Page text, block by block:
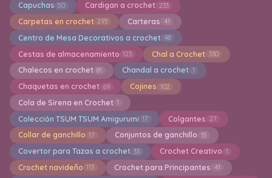
Capuchas 50 Cardigan a crochet 233
Carpetas en crochet 293 Carteras 41
Centro de Mesa Decorativos a crochet 48
Cestas de almacenamiento 123 Chal a Crochet 330
Chalecos en crochet 81 Chandal a crochet 1
Chaquetas en crochet 69 Cojines 102
Cola de Sirena en Crochet 1
Colección TSUM TSUM Amigurumi 17 Colgantes 27
Collar de ganchillo 17 Conjuntos de ganchillo 15
Covertor para Tazas a crochet 33 Crochet Creativo 1
Crochet navideño 113 Crochet para Principantes 41